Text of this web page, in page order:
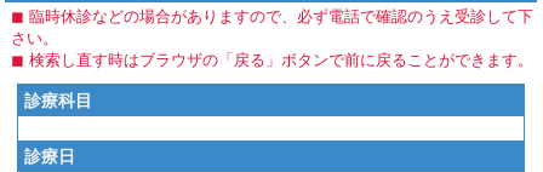
◼︎ 臨時休診などの場合がありますので、必ず電話で確認のうえ受診して下
さい。
◼︎ 検索し直す時はブラウザの「戻る」ボタンで前に戻ることができます。
診療科目
診療日